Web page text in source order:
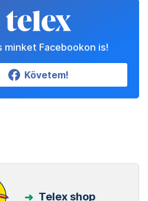
minket Facebookon is!
Követem!
Telex shop